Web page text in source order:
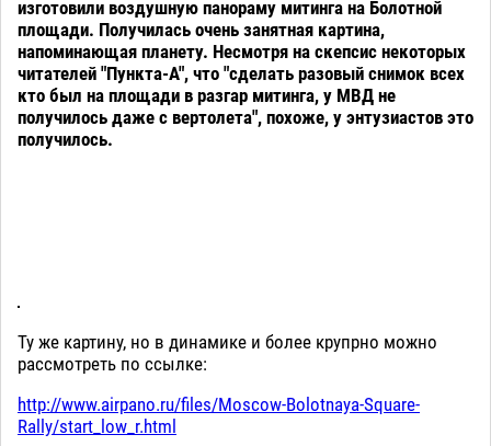
изготовили воздушную панораму митинга на Болотной
площади. Получилась очень занятная картина,
напоминающая планету. Несмотря на скепсис некоторых
читателей "Пункта-А", что "сделать разовый снимок всех
кто был на площади в разгар митинга, у МВД не
получилось даже с вертолета", похоже, у энтузиастов это
получилось.
Ту же картину, но в динамике и более крупрно можно
рассмотреть по ссылке:
http://www.airpano.ru/files/Moscow-Bolotnaya-Square-
Rally/start_low_r.html